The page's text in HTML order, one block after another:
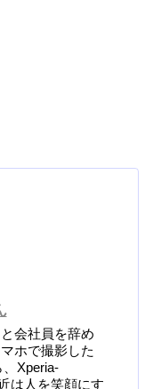
会社員を辞め
ホで撮影した
Xperia-
は人を笑顔にす